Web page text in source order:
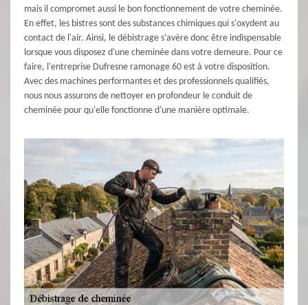
mais il compromet aussi le bon fonctionnement de votre cheminée.
En effet, les bistres sont des substances chimiques qui s'oxydent au
contact de l'air. Ainsi, le débistrage s'avère donc être indispensable
lorsque vous disposez d'une cheminée dans votre demeure. Pour ce
faire, l'entreprise Dufresne ramonage 60 est à votre disposition.
Avec des machines performantes et des professionnels qualifiés,
nous nous assurons de nettoyer en profondeur le conduit de
cheminée pour qu'elle fonctionne d'une manière optimale.